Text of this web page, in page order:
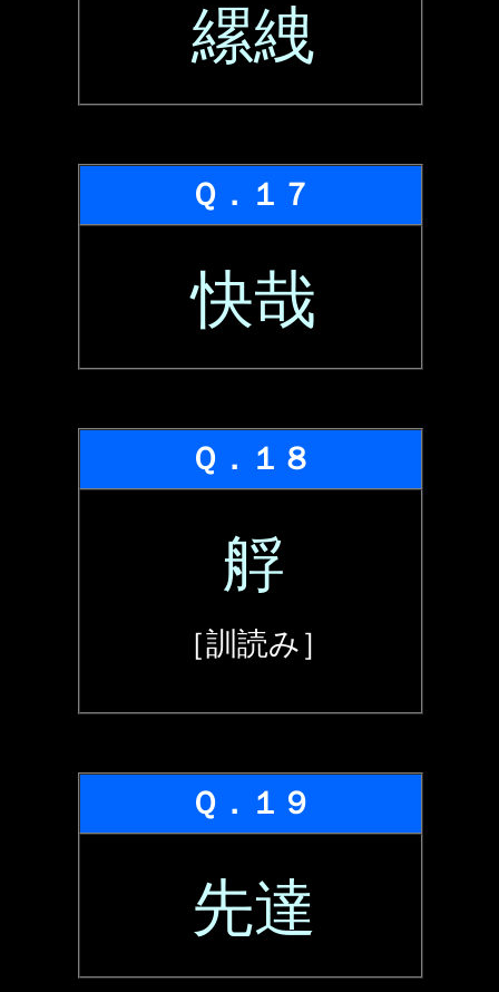
縲絏
Ｑ．１７
快哉
Ｑ．１８
艀
［訓読み］
Ｑ．１９
先達